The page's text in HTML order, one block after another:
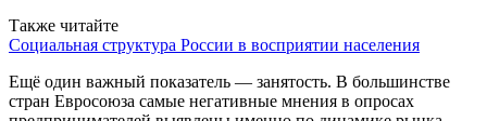
Также читайте
Социальная структура России в восприятии населения
Ещё один важный показатель — занятость. В большинстве
стран Евросоюза самые негативные мнения в опросах